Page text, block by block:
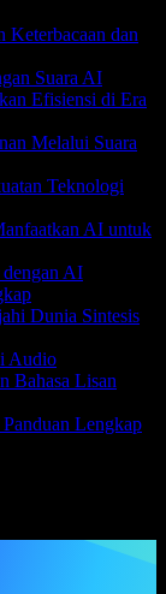
Keterbacaan dan
Suara AI
Efisiensi di Era
Melalui Suara
Teknologi
AI untuk
AI
Dunia Sintesis
Audio
Bahasa Lisan
Lengkap